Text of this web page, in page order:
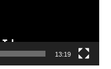
13:19